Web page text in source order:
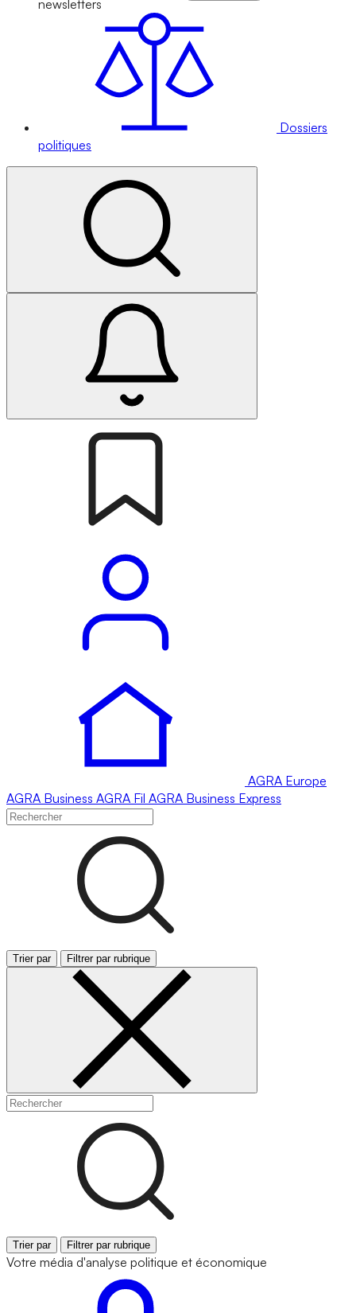
newsletters
Dossiers
politiques
AGRA Europe
AGRA Business AGRA Fil AGRA Business Express
Trier par Filtrer par rubrique
Trier par Filtrer par rubrique
Votre média d'analyse politique et économique